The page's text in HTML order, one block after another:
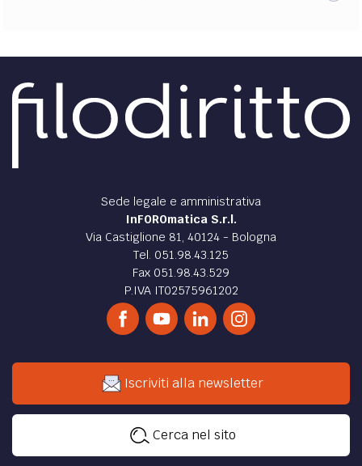
Sede legale e amministrativa
InFOROmatica S.r.l.
Via Castiglione 81, 40124 - Bologna
Tel. 051.98.43.125
Fax 051.98.43.529
P.IVA IT02575961202
Iscriviti alla newsletter
Cerca nel sito